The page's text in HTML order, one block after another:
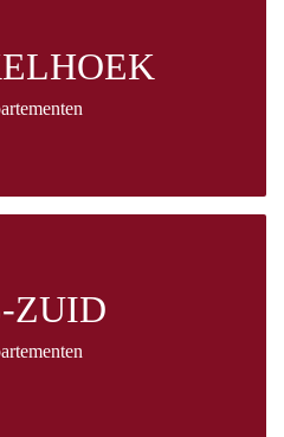
ZUID